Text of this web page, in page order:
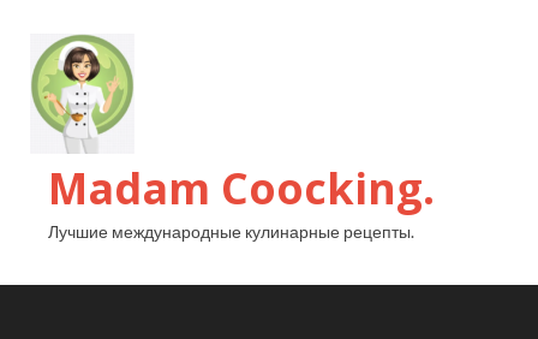
Madam Coocking.
Лучшие международные кулинарные рецепты.